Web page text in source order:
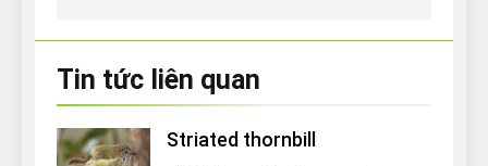
Tin tức liên quan
Striated thornbill